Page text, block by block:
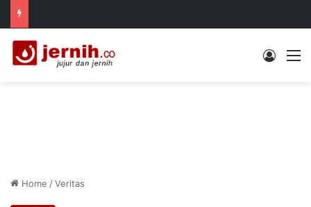
Log In
Home /Veritas